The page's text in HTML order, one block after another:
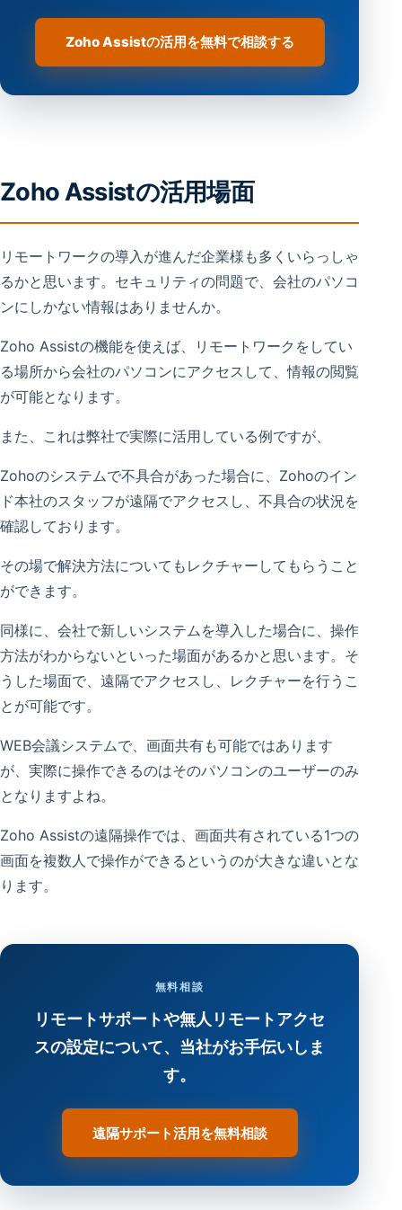
Zoho Assistの活用を無料で相談する
Zoho Assistの活用場面
リモートワークの導入が進んだ企業様も多くいらっしゃ
るかと思います。セキュリティの問題で、会社のパソコ
ンにしかない情報はありませんか。
Zoho Assistの機能を使えば、リモートワークをしてい
る場所から会社のパソコンにアクセスして、情報の閲覧
が可能となります。
また、これは弊社で実際に活用している例ですが、
Zohoのシステムで不具合があった場合に、Zohoのイン
ド本社のスタッフが遠隔でアクセスし、不具合の状況を
確認しております。
その場で解決方法についてもレクチャーしてもらうこと
ができます。
同様に、会社で新しいシステムを導入した場合に、操作
方法がわからないといった場面があるかと思います。そ
うした場面で、遠隔でアクセスし、レクチャーを行うこ
とが可能です。
WEB会議システムで、画面共有も可能ではあります
が、実際に操作できるのはそのパソコンのユーザーのみ
となりますよね。
Zoho Assistの遠隔操作では、画面共有されている1つの
画面を複数人で操作ができるというのが大きな違いとな
ります。
無料相談
リモートサポートや無人リモートアクセ
スの設定について、当社がお手伝いしま
す。
遠隔サポート活用を無料相談